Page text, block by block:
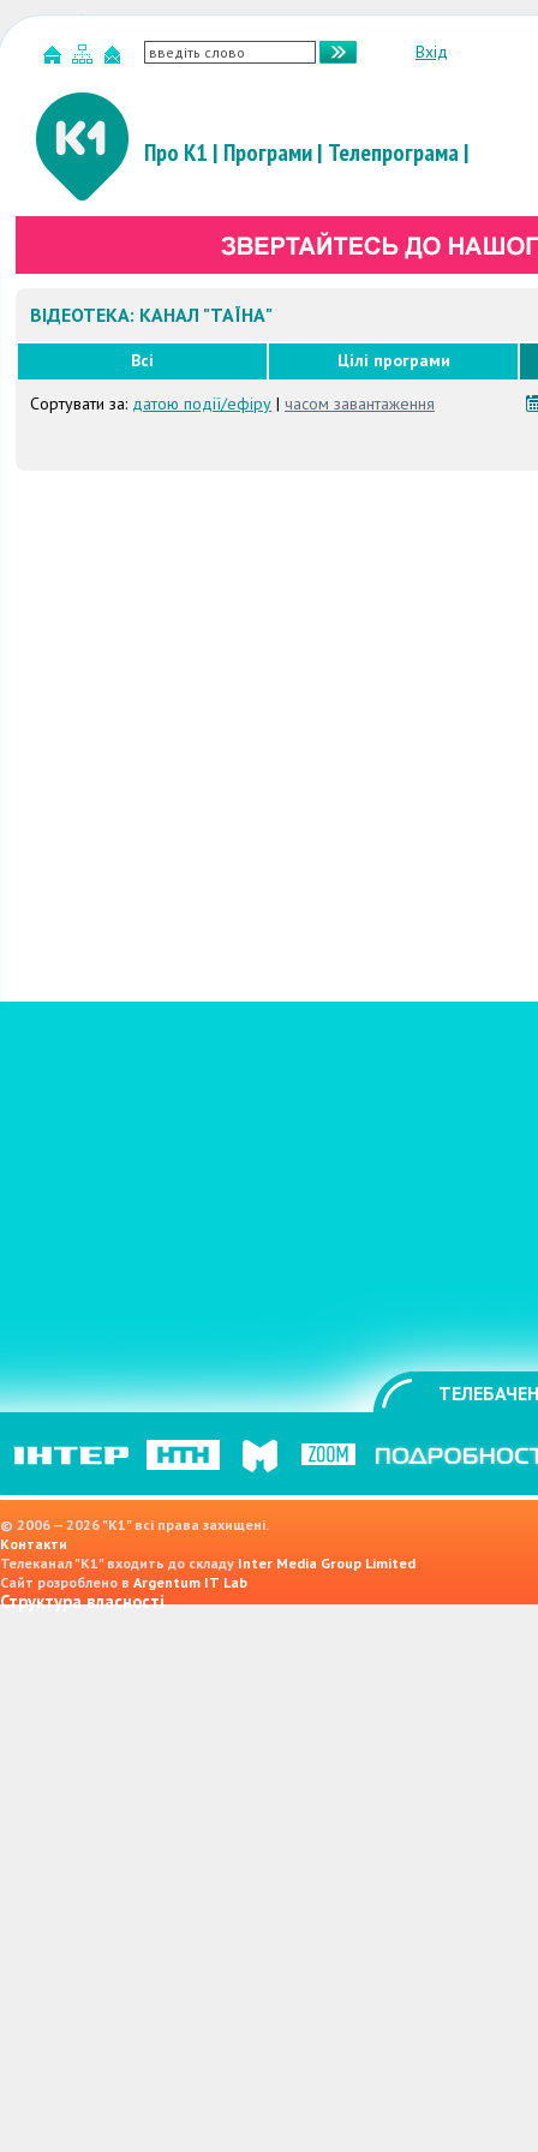
Вхід
Про К1 | Програми| Телепрограма|
ВІДЕОТЕКА: КАНАЛ "ТАЇНА"
Всі
Цілі програми
Сортувати за: датою події/ефіру | часом завантаження
© 2006 — 2026 "K1" всі права захищені.
Контакти
Телеканал "К1" входить до складу Inter Media Group Limited
Сайт розроблено в Argentum IT Lab
Структура власності